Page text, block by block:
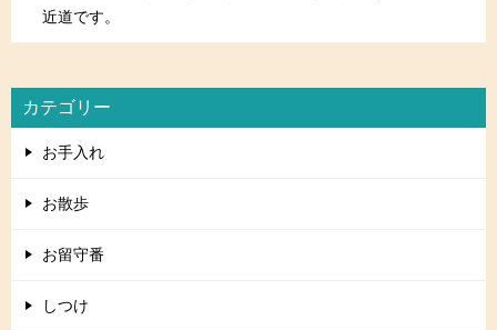
近道です。
カテゴリー
お手入れ
お散歩
お留守番
しつけ